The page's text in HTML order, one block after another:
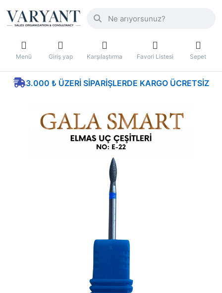
Menü Giriş yap Karşılaştırma Favori Listesi Sepet
3.000 ₺ ÜZERI SIPARIŞLERDE KARGO ÜCRETSIZ